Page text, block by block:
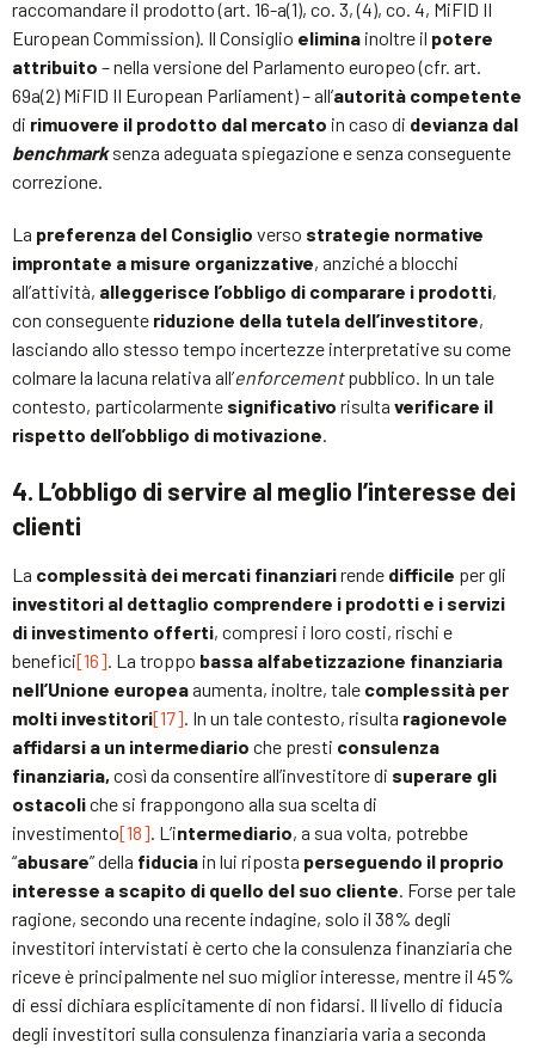
raccomandare il prodotto (art. 16-a(1), co. 3, (4), co. 4, MiFID II
European Commission). Il Consiglio elimina inoltre il potere
attribuito – nella versione del Parlamento europeo (cfr. art.
69a(2) MiFID II European Parliament) – all’autorità competente
di rimuovere il prodotto dal mercato in caso di devianza dal
benchmarksenza adeguata spiegazione e senza conseguente
correzione.
La preferenza del Consiglio verso strategie normative
improntate a misure organizzative, anziché a blocchi
all’attività, alleggerisce l’obbligo di comparare i prodotti,
con conseguente riduzione della tutela dell’investitore,
lasciando allo stesso tempo incertezze interpretative su come
colmare la lacuna relativa all’enforcementpubblico. In un tale
contesto, particolarmente significativo risulta verificare il
rispetto dell’obbligo di motivazione.
4. L’obbligo di servire al meglio l’interesse dei
clienti
La complessità dei mercati finanziarirende difficile per gli
investitori al dettaglio comprendere i prodotti e i servizi
di investimento offerti, compresi i loro costi, rischi e
benefici[16]. La troppo bassa alfabetizzazione finanziaria
nell’Unione europeaaumenta, inoltre, tale complessità per
molti investitori[17]. In un tale contesto, risulta ragionevole
affidarsi a un intermediario che presti consulenza
finanziaria, così da consentire all’investitore di superare gli
ostacoliche si frappongono alla sua scelta di
investimento[18]. L’intermediario, a sua volta, potrebbe
“abusare” della fiducia in lui riposta perseguendo il proprio
interesse a scapito di quello del suo cliente. Forse per tale
ragione, secondo una recente indagine, solo il 38% degli
investitori intervistati è certo che la consulenza finanziaria che
riceve è principalmente nel suo miglior interesse, mentre il 45%
di essi dichiara esplicitamente di non fidarsi. Il livello di fiducia
degli investitori sulla consulenza finanziaria varia a seconda